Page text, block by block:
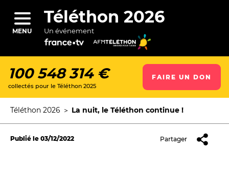
contenu
principal
MENU
Téléthon 2026
Un événement
100 548 314 €
collectés pour le Téléthon 2025
FAIRE UN DON
d'Ariane
Téléthon 2026 La nuit, le Téléthon continue !
Publié le 03/12/2022 Partager